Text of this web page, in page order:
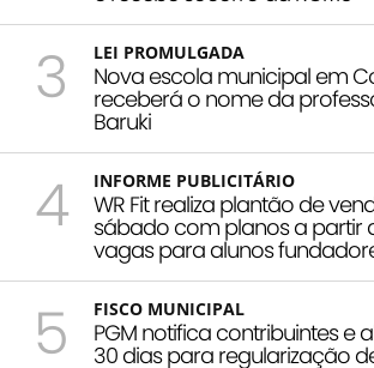
3 LEI PROMULGADA
Nova escola municipal em
receberá o nome da
Baruki
4 INFORME PUBLICITÁRIO
WR Fit realiza plantão de
sábado com planos a partir
vagas para alunos
5 FISCO MUNICIPAL
PGM notifica contribuintes e
30 dias para regularização